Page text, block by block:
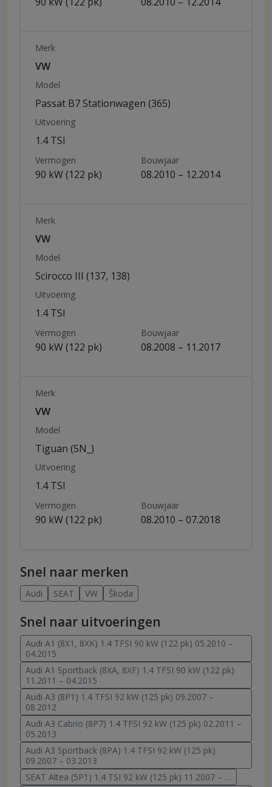
Merk
VW
Model
Passat B7 Stationwagen (365)
Uitvoering
1.4 TSI
Vermogen
90 kW (122 pk)
Bouwjaar
08.2010 – 12.2014
Merk
VW
Model
Scirocco III (137, 138)
Uitvoering
1.4 TSI
Vermogen
90 kW (122 pk)
Bouwjaar
08.2008 – 11.2017
Merk
VW
Model
Tiguan (5N_)
Uitvoering
1.4 TSI
Vermogen
90 kW (122 pk)
Bouwjaar
08.2010 – 07.2018
Snel naar merken
Audi SEAT VW Škoda
Snel naar uitvoeringen
Audi A1 (8X1, 8XK) 1.4 TFSI 90 kW (122 pk) 05.2010 –
04.2015
Audi A1 Sportback (8XA, 8XF) 1.4 TFSI 90 kW (122 pk)
11.2011 – 04.2015
Audi A3 (8P1) 1.4 TFSI 92 kW (125 pk) 09.2007 –
08.2012
Audi A3 Cabrio (8P7) 1.4 TFSI 92 kW (125 pk) 02.2011 –
05.2013
Audi A3 Sportback (8PA) 1.4 TFSI 92 kW (125 pk)
09.2007 – 03.2013
SEAT Altea (5P1) 1.4 TSI 92 kW (125 pk) 11.2007 – …